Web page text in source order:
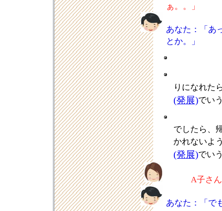
ぁ。。」
あなた：「あ
とか。」
りになれた
(発展)でい
でしたら、
かれないよ
(発展)でい
A子さ
あなた：「で